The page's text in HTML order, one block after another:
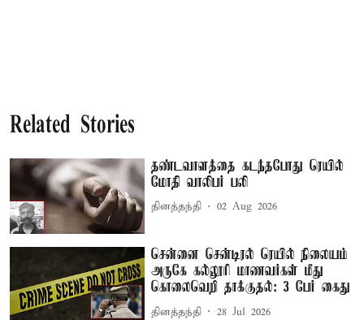
Related Stories
தண்டவாளத்தை கடந்தபோது ரெயில்
மோதி வாலிபர் பலி
தினத்தந்தி 02 Aug 2026
சென்னை சென்டிரல் ரெயில் நிலையம்
அருகே கல்லூரி மாணவர்கள் மீது
கொலைவெறி தாக்குதல்: 3 பேர் கைது
தினத்தந்தி 28 Jul 2026